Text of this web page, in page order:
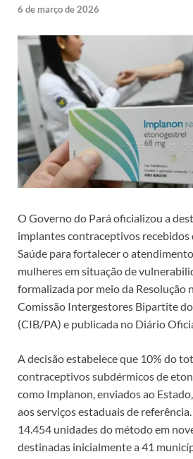
6 de março de 2026
O Governo do Pará oficializou a
implantes contraceptivos
Saúde para fortalecer o
mulheres em situação de
formalizada por meio da Resolução
Comissão Intergestores Bipartite do
(CIB/PA) e publicada no Diário
A decisão estabelece que 10% do
contraceptivos subdérmicos de
como Implanon, enviados ao
aos serviços estaduais de
14.454 unidades do método em
destinadas inicialmente a 41